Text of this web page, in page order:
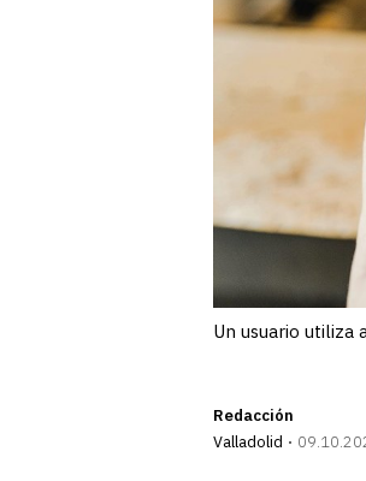
Un usuario utiliza
Redacción
Valladolid